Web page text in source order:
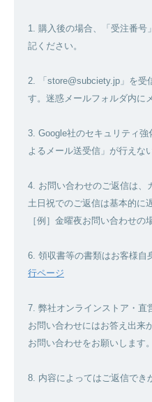
1. 購入後の場合、「受注番号
記ください。
2. 「store@subciety.jp」を受
す。迷惑メールフォルダ内に
3. Google社のセキュリティ
よるメール送受信」が行えな
4. お問い合わせのご返信は、
土日祝でのご返信は基本的に
［例］金曜夜お問い合わせの
6. 領収書等の書類はお客様
行ページ
7. 弊社オンラインストア・直
お問い合わせにはお答え出来
お問い合わせをお願いします。
8. 内容によってはご返信でき